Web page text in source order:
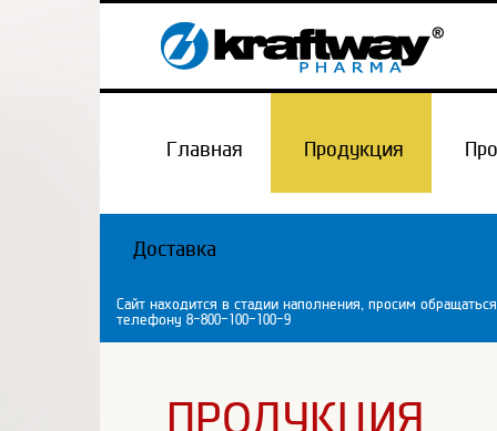
Главная Продукция
Доставка
Сайт находится в стадии наполнения, просим
телефону 8-800-100-100-9
ПРОДУКЦИЯ